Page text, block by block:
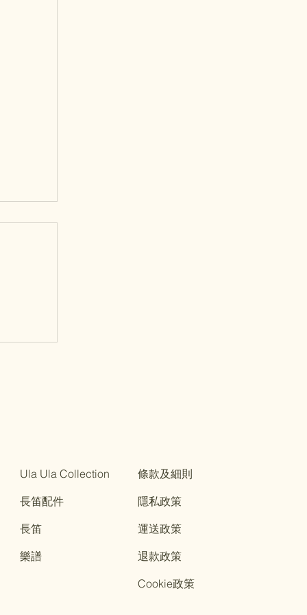
Ula Ula Collection
長笛配件
長笛
樂譜
條款及細則
隱私政策
運送政策
退款政策
Cookie政策